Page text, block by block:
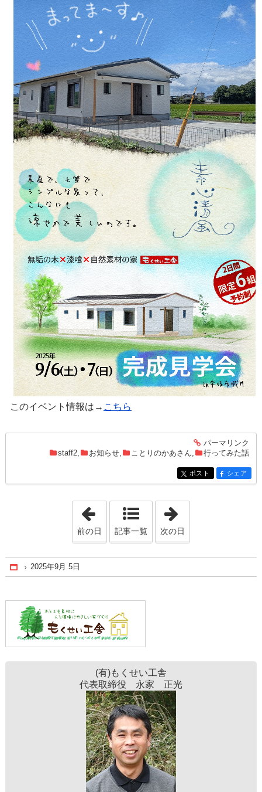
このイベント情報は→ こちら
entry1485
パーマリンク
staff2
お知らせ ことりのかあさん 行ってみた話
entry1485
ポスト entry1485
シェア
「2025年8月25日」
前の日 記事一覧 次の日
Home
2025年9月 5日
(有)もくせい工舎
代表取締役 永家 正光